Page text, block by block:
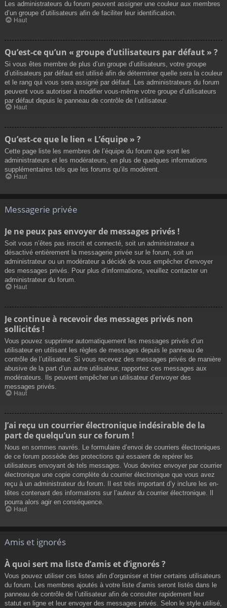
Les administrateurs du forum peuvent assigner une couleur aux membres
d’un groupe d’utilisateurs afin de faciliter leur identification.
Haut
Qu’est-ce qu’un « groupe d’utilisateurs par défaut » ?
Si vous êtes membre de plus d’un groupe d’utilisateurs, votre groupe
d’utilisateurs par défaut est utilisé afin de déterminer quelle sera la couleur
et le rang qui vous sera assigné par défaut. Les administrateurs du forum
peuvent vous autoriser à modifier vous-même votre groupe d’utilisateurs
par défaut depuis le panneau de contrôle de l’utilisateur.
Haut
Qu’est-ce que le lien « L’équipe » ?
Cette page liste les membres de l’équipe du forum que sont les
administrateurs et les modérateurs, en plus de quelques informations
supplémentaires tels que les forums qu’ils modèrent.
Haut
Messagerie privée
Je ne peux pas envoyer de messages privés !
Soit vous n’êtes pas inscrit et connecté, soit un administrateur a
désactivé entièrement la messagerie privée sur le forum, soit un
administrateur ou un modérateur a décidé de vous empêcher d’envoyer
des messages privés. Pour plus d’informations, veuillez contacter un
administrateur du forum.
Haut
Je continue à recevoir des messages privés non
sollicités !
Vous pouvez supprimer automatiquement les messages privés d’un
utilisateur en utilisant les règles de messages depuis le panneau de
contrôle de l’utilisateur. Si vous recevez des messages privés de manière
abusive de la part d’un autre utilisateur, rapportez ces messages aux
modérateurs. Ils peuvent empêcher un utilisateur d’envoyer des
messages privés.
Haut
J’ai reçu un courrier électronique indésirable de la
part de quelqu’un sur ce forum !
Nous en sommes navrés. Le formulaire d’envoi de courriers électroniques
de ce forum possède des protections qui essaient de repérer les
utilisateurs envoyant de tels messages. Vous devriez envoyer par courrier
électronique une copie complète du courrier électronique que vous avez
reçu à un administrateur du forum. Il est très important d’y inclure les en-
têtes contenant des informations sur l’auteur du courrier électronique. Il
pourra alors agir en conséquence.
Haut
Amis et ignorés
À quoi sert ma liste d’amis et d’ignorés ?
Vous pouvez utiliser ces listes afin d’organiser et trier certains utilisateurs
du forum. Les membres ajoutés à votre liste d’amis seront listés dans le
panneau de contrôle de l’utilisateur afin de consulter rapidement leur
statut en ligne et leur envoyer des messages privés. Selon le style utilisé,